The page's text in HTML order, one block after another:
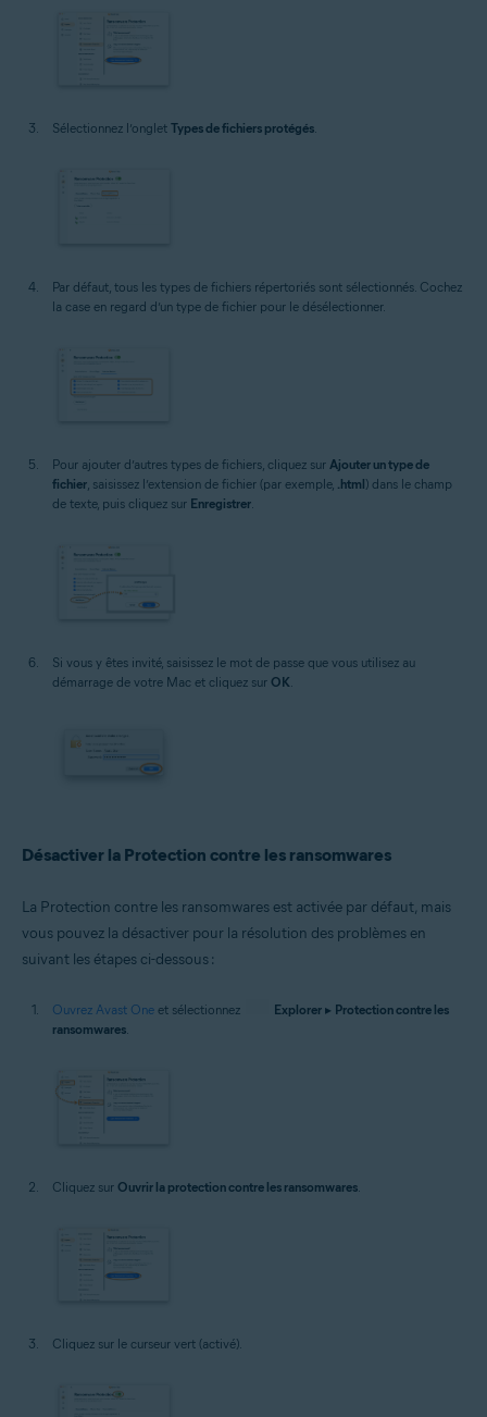
Sélectionnez l’onglet Types de fichiers protégés.
Par défaut, tous les types de fichiers répertoriés sont sélectionnés. Cochez
la case en regard d’un type de fichier pour le désélectionner.
Pour ajouter d’autres types de fichiers, cliquez sur Ajouter un type de
fichier, saisissez l’extension de fichier (par exemple, .html) dans le champ
de texte, puis cliquez sur Enregistrer.
Si vous y êtes invité, saisissez le mot de passe que vous utilisez au
démarrage de votre Mac et cliquez sur OK.
Désactiver la Protection contre les ransomwares
La Protection contre les ransomwares est activée par défaut, mais
vous pouvez la désactiver pour la résolution des problèmes en
suivant les étapes ci-dessous :
Ouvrez Avast One et sélectionnez Explorer ▸ Protection contre les
ransomwares.
Cliquez sur Ouvrir la protection contre les ransomwares
Cliquez sur le curseur vert (activé).